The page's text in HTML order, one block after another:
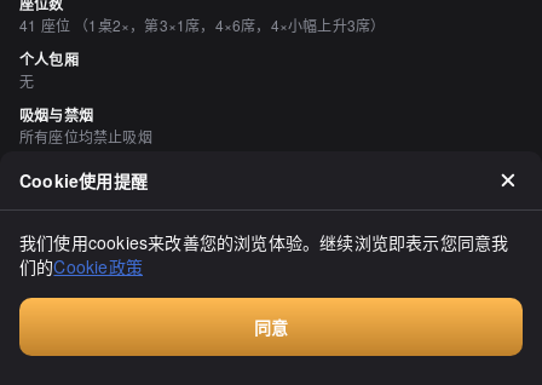
41 座位 （1桌2×，第3×1席，4×6席，4×小幅上升3席）
个人包厢
无
吸烟与禁烟
所有座位均禁止吸烟
停车场
有 店前约7辆车
有榻榻米区域、无障碍设施
评价
ブルーシン
Cookie使用提醒
我们使用cookies来改善您的浏览体验。继续浏览即表示您同意我
们的Cookie政策
同意